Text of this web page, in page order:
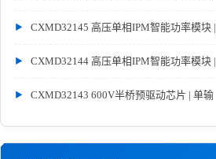
CXMD32145 高压单相IPM智能功率模块 |
CXMD32144 高压单相IPM智能功率模块 |
CXMD32143 600V半桥预驱动芯片 | 单输